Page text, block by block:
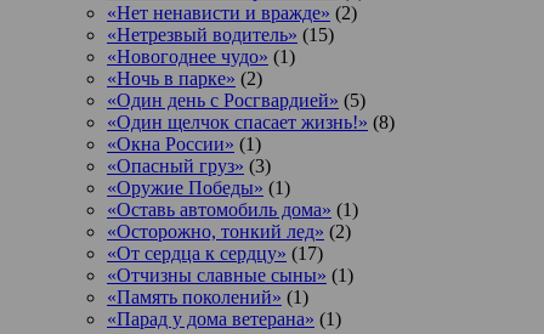
«Нет ненависти и вражде» (2)
«Нетрезвый водитель» (15)
«Новогоднее чудо» (1)
«Ночь в парке» (2)
«Один день с Росгвардией» (5)
«Один щелчок спасает жизнь!» (8)
«Окна России» (1)
«Опасный груз» (3)
«Оружие Победы» (1)
«Оставь автомобиль дома» (1)
«Осторожно, тонкий лед» (2)
«От сердца к сердцу» (17)
«Отчизны славные сыны» (1)
«Память поколений» (1)
«Парад у дома ветерана» (1)